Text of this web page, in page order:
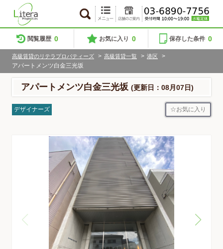
閲覧履歴 0 お気に入り 0 保存した条件 0
高級賃貸のリテラプロパティーズ > 高級賃貸一覧 > 港区
>
アパートメンツ白金三光坂
アパートメンツ白金三光坂 (更新日：08月07日)
デザイナーズ お気に入り